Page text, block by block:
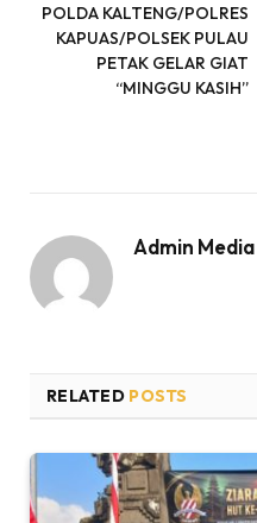
POLDA KALTENG/POLRES
KAPUAS/POLSEK PULAU
PETAK GELAR GIAT
“MINGGU KASIH”
Admin Media
RELATED POSTS